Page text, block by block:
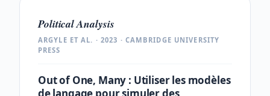
Political Analysis
ARGYLE ET AL. · 2023 · CAMBRIDGE UNIVERSITY
PRESS
Out of One, Many : Utiliser les modèles